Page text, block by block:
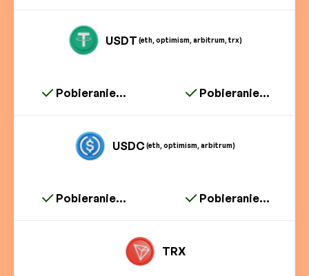
USDT (eth, optimism, arbitrum, trx)
Pobieranie... Pobieranie...
USDC(eth, optimism, arbitrum)
Pobieranie... Pobieranie...
TRX